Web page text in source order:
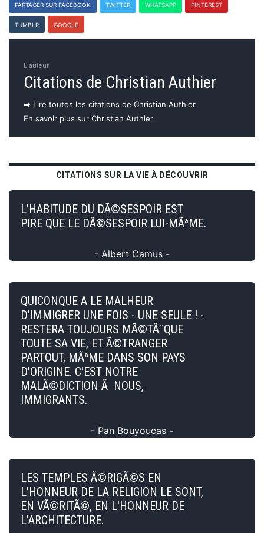
PARTAGER SUR FACEBOOK TWITTER WHATSAPP PINTEREST
TUMBLR GOOGLE
L'auteur
Citations de Christian Authier
➡️ Lire toutes les citations de Christian Authier
En savoir plus sur Christian Authier
CITATIONS SUR LA VIE À DÉCOUVRIR
L'HABITUDE DU DÃ©SESPOIR EST
PIRE QUE LE DÃ©SESPOIR LUI-MÃªME.
- Albert Camus -
QUICONQUE A LE MALHEUR
D'IMMIGRER UNE FOIS - UNE SEULE ! -
RESTERA TOUJOURS MÃ©TÃ¨QUE
TOUTE SA VIE, ET Ã©TRANGER
PARTOUT, MÃªME DANS SON PAYS
D'ORIGINE. C'EST NOTRE
MALÃ©DICTION Ã NOUS,
IMMIGRANTS.
- Pan Bouyoucas -
LES TEMPLES Ã©RIGÃ©S EN
L'HONNEUR DE LA RELIGION LE SONT,
EN VÃ©RITÃ©, EN L'HONNEUR DE
L'ARCHITECTURE.